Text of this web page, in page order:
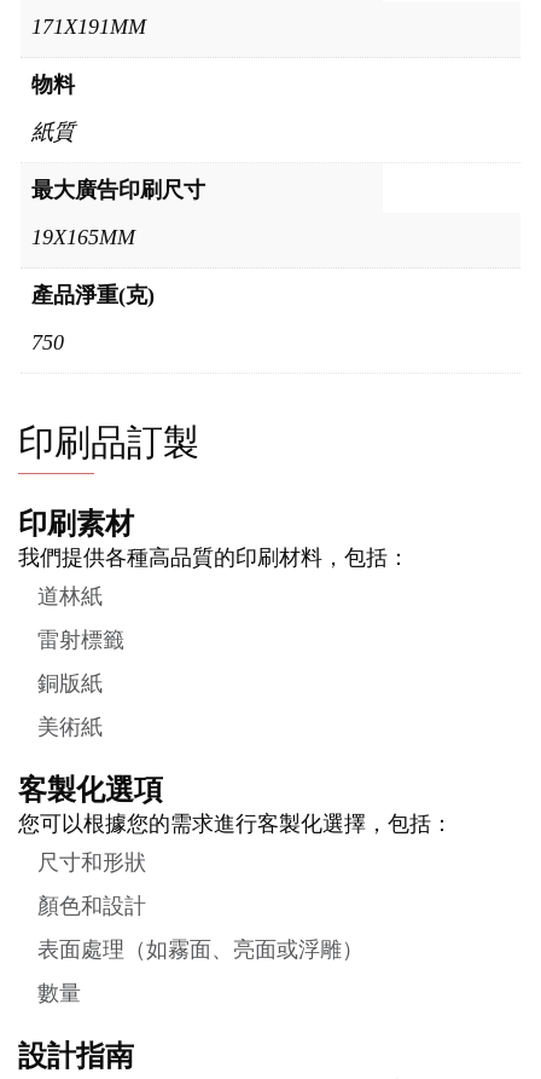
171X191MM
物料
紙質
最大廣告印刷尺寸
19X165MM
產品淨重(克)
750
印刷品訂製
印刷素材
我們提供各種高品質的印刷材料，包括：
道林紙
雷射標籤
銅版紙
美術紙
客製化選項
您可以根據您的需求進行客製化選擇，包括：
尺寸和形狀
顏色和設計
表面處理（如霧面、亮面或浮雕）
數量
設計指南